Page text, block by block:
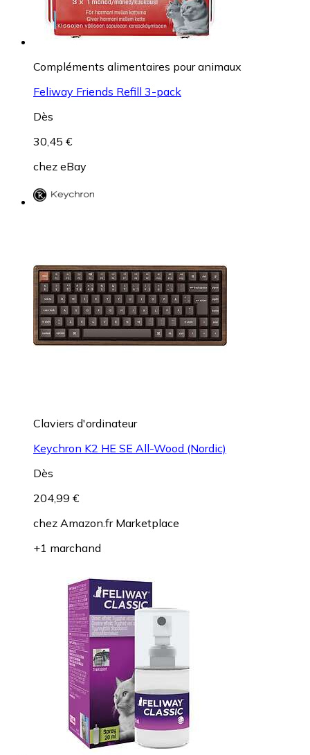
Compléments alimentaires pour animaux
Feliway Friends Refill 3-pack
Dès
30,45 €
chez eBay
Claviers d'ordinateur
Keychron K2 HE SE All-Wood (Nordic)
Dès
204,99 €
chez Amazon.fr Marketplace
+1 marchand